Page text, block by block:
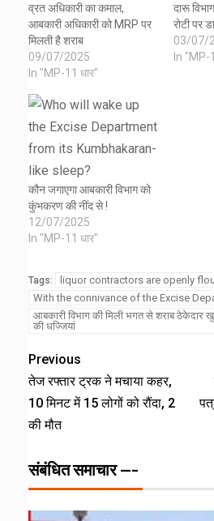
व्रत अधिकारी का कमाल,
आबकारी अधिकारी को MRP पर
मिलती है शराब
09/07/2025
In "MP-11 धार"
दारू
रोटी पर
03/07/
In "MP-
कौन जगाएगा आबकारी विभाग को
कुंभकरण की नींद से !
12/07/2025
In "MP-11 धार"
Tags:
liquor contractors are openly
With the connivance of the Excise
आबकारी विभाग की मिली भगत से शराब ठेकेदार
की धज्जियां
Previous
तेज रफ्तार ट्रक ने मचाया कहर,
10 मिनट में 15 लोगों को रौंदा, 2
की मौत
संबंधित समाचार ---